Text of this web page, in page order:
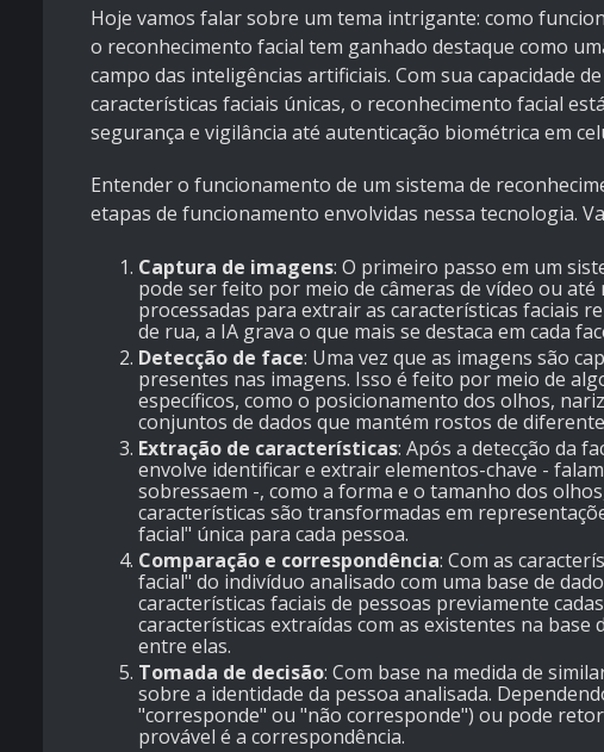
Hoje vamos falar sobre um tema intrigante: como
o reconhecimento facial tem ganhado destaque como
campo das inteligências artificiais. Com sua capacidade
características faciais únicas, o reconhecimento facial
segurança e vigilância até autenticação biométrica em
Entender o funcionamento de um sistema de
etapas de funcionamento envolvidas nessa tecnologia.
Captura de imagens: O primeiro passo em um
pode ser feito por meio de câmeras de vídeo ou
processadas para extrair as características faciais
de rua, a IA grava o que mais se destaca em cada
Detecção de face: Uma vez que as imagens são
presentes nas imagens. Isso é feito por meio de
específicos, como o posicionamento dos olhos,
conjuntos de dados que mantém rostos de
Extração de características: Após a detecção da
envolve identificar e extrair elementos-chave -
sobressaem -, como a forma e o tamanho dos
características são transformadas em
facial" única para cada pessoa.
Comparação e correspondência: Com as
facial" do indivíduo analisado com uma base de
características faciais de pessoas previamente
características extraídas com as existentes na base
entre elas.
Tomada de decisão: Com base na medida de
sobre a identidade da pessoa analisada.
"corresponde" ou "não corresponde") ou pode
provável é a correspondência.